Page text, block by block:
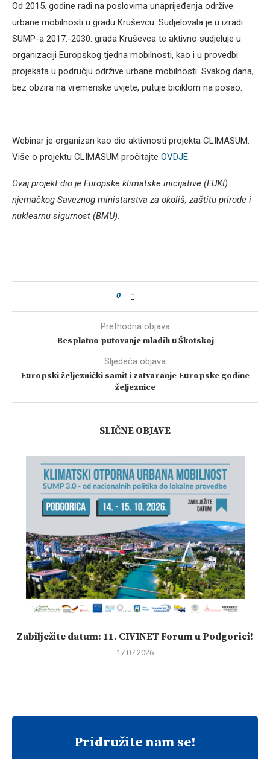
Od 2015. godine radi na poslovima unaprijeđenja održive
urbane mobilnosti u gradu Kruševcu. Sudjelovala je u izradi
SUMP-a 2017.-2030. grada Kruševca te aktivno sudjeluje u
organizaciji Europskog tjedna mobilnosti, kao i u provedbi
projekata u području održive urbane mobilnosti. Svakog dana,
bez obzira na vremenske uvjete, putuje biciklom na posao.
Webinar je organizan kao dio aktivnosti projekta CLIMASUM.
Više o projektu CLIMASUM pročitajte OVDJE.
Ovaj projekt dio je Europske klimatske inicijative (EUKI)
njemačkog Saveznog ministarstva za okoliš, zaštitu prirode i
nuklearnu sigurnost (BMU).
0
Prethodna objava
Besplatno putovanje mladih u Škotskoj
Sljedeća objava
Europski željeznički samit i zatvaranje Europske godine
željeznice
SLIČNE OBJAVE
Zabilježite datum: 11. CIVINET Forum u Podgorici!
17.07.2026
Pridružite nam se!